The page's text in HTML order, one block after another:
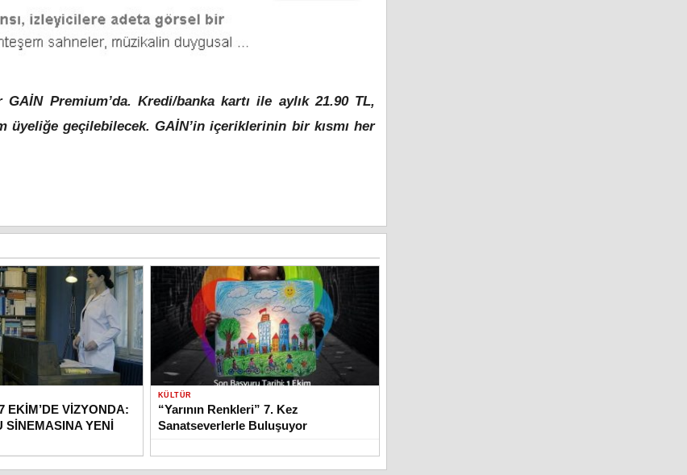
Premium’da. Kredi/banka kartı ile aylık 21.90 TL,
üyeliğe geçilebilecek. GAİN’in içeriklerinin bir kısmı her
EKİM’DE VİZYONDA:
SİNEMASINA YENİ
KÜLTÜR
“Yarının Renkleri” 7. Kez
Sanatseverlerle Buluşuyor